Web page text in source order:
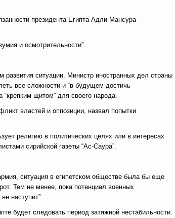
президента Египта Адли Мансура
и осмотрительности”.
ситуации. Министр иностранных дел страны
все сложности и “в будущем достичь
“крепким щитом” для своего народа.
властей и оппозиции, назвал попытки
религию в политических целях или в интересах
сирийской газеты “Ас-Саура”.
ситуация в египетском обществе была бы еще
Тем не менее, пока потенциал военных
наступит”.
будет следовать период затяжной нестабильности.